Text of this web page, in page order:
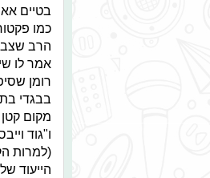
בטיים
הרב
אמר לו
בבגדי
מקום
ו"גוד
(למרות
הייעוד